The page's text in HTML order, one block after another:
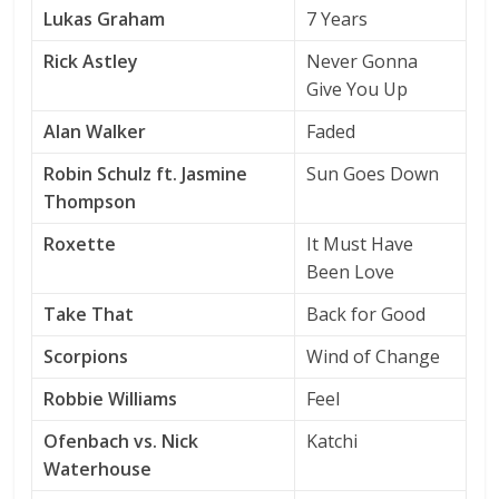
Lukas Graham
7 Years
Rick Astley
Never Gonna
Give You Up
Alan Walker
Faded
Robin Schulz ft. Jasmine
Thompson
Sun Goes Down
Roxette
It Must Have
Been Love
Take That
Back for Good
Scorpions
Wind of Change
Robbie Williams
Feel
Ofenbach vs. Nick
Waterhouse
Katchi